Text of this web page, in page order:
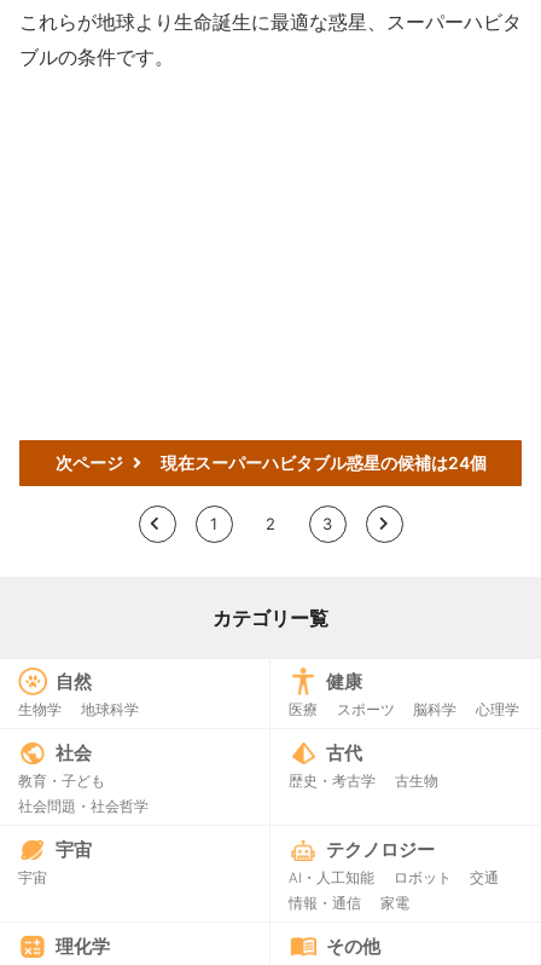
これらが地球より生命誕生に最適な惑星、スーパーハビタ
ブルの条件です。
次ページ 現在スーパーハビタブル惑星の候補は24個
< 1 2 3 >
カテゴリー覧
自然
生物学 地球科学
健康
医療 スポーツ 脳科学 心理学
社会
教育・子ども
社会問題・社会哲学
古代
歴史・考古学 古生物
宇宙
宇宙
テクノロジー
AI・人工知能 ロボット
交通
情報・通信
家電
理化学 その他